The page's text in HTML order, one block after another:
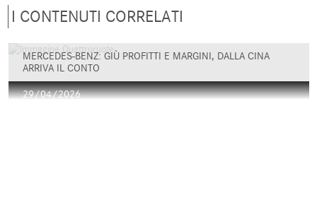
I CONTENUTI CORRELATI
MERCEDES-BENZ: GIÙ PROFITTI E MARGINI, DALLA CINA
ARRIVA IL CONTO
29/04/2026